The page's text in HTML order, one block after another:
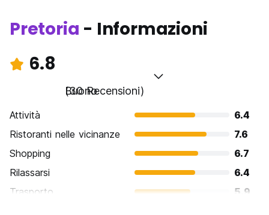
Pretoria - Informazioni
6.8
Buono
(30 Recensioni)
Attività
6.4
Ristoranti nelle vicinanze
7.6
Shopping
6.7
Rilassarsi
6.4
Trasporto
5.9